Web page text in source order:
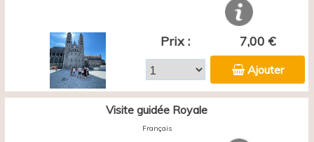
Prix : 7,00 €
Ajouter
Visite guidée Royale
Français